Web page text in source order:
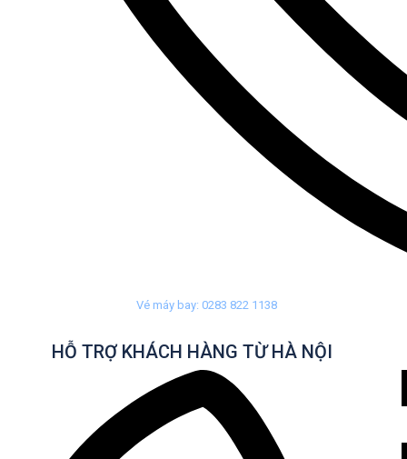
Vé máy bay: 0283 822 1138
HỖ TRỢ KHÁCH HÀNG TỪ HÀ NỘI